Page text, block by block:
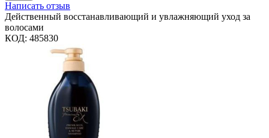
Написать отзыв
Действенный восстанавливающий и увлажняющий уход за
волосами
КОД: 485830